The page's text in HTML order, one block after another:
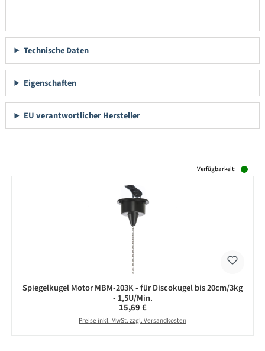
Technische Daten
Eigenschaften
EU verantwortlicher Hersteller
Verfügbarkeit:
Spiegelkugel Motor MBM-203K - für Discokugel bis 20cm/3kg
- 1,5U/Min.
Regulärer Preis:
15,69 €
Preise inkl. MwSt. zzgl. Versandkosten